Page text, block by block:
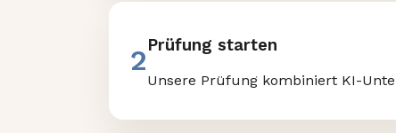
2Prüfung starten
Unsere Prüfung kombiniert KI-